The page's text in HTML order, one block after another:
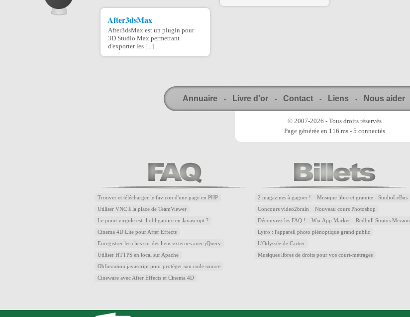
After3dsMax
After3dsMax est un plugin pour
3D Studio Max permettant
d'exporter les [...]
Annuaire - Livre d'or - Contact - Liens - Nous aider
© 2007-2026 - Tous droits réservés
Page générée en 116 ms - 5 connectés
Trouver et télécharger le favicon d'une page en PHP
Utiliser VNC à la place de TeamViewer
Le point virgule est-il obligatoire en Javascript ?
Cinema 4D Lite pour After Effects
Enregistrer les clics sur des liens externes avec jQuery
Utiliser HTTPS en local sur Apache
Obfuscation javascript pour protéger son code source
Cineware avec After Effects et Cinema 4D
2 magazines à gagner ! Musique libre et gratuite - StudioLeBus
Concours video2brain Nouveau cours Photoshop
Découvrez les FAQ ! Wix App Market Redbull Stratos Mission
Lytro : l'appareil photo plénoptique grand public
L'Odyssée de Cartier
Musiques libres de droits pour vos court-métrages